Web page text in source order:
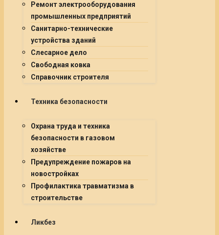
Ремонт электрооборудования
промышленных предприятий
Санитарно-технические
устройства зданий
Слесарное дело
Свободная ковка
Справочник строителя
Техника безопасности
Охрана труда и техника
безопасности в газовом
хозяйстве
Предупреждение пожаров на
новостройках
Профилактика травматизма в
строительстве
Ликбез